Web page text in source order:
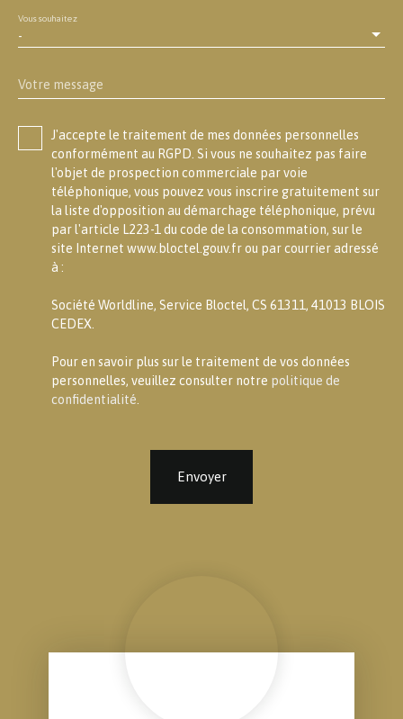
-
Vous souhaitez
Votre message
J'accepte le traitement de mes données personnelles
conformément au RGPD. Si vous ne souhaitez pas faire
l'objet de prospection commerciale par voie
téléphonique, vous pouvez vous inscrire gratuitement sur
la liste d'opposition au démarchage téléphonique, prévu
par l'article L223-1 du code de la consommation, sur le
site Internet www.bloctel.gouv.fr ou par courrier adressé
à :
Société Worldline, Service Bloctel, CS 61311, 41013 BLOIS
CEDEX.
Pour en savoir plus sur le traitement de vos données
personnelles, veuillez consulter notre politique de
confidentialité
Envoyer